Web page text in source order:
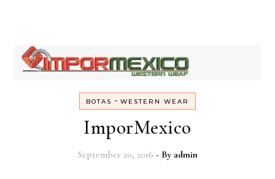
BOTAS - WESTERN WEAR
ImporMexico
September 20, 2016 - By admin